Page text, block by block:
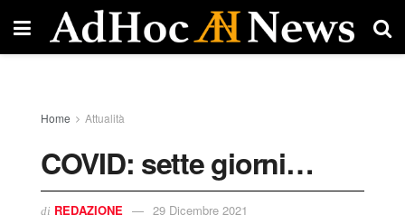
Home Attualità
COVID: sette giorni…
di REDAZIONE 29 Dicembre 2021